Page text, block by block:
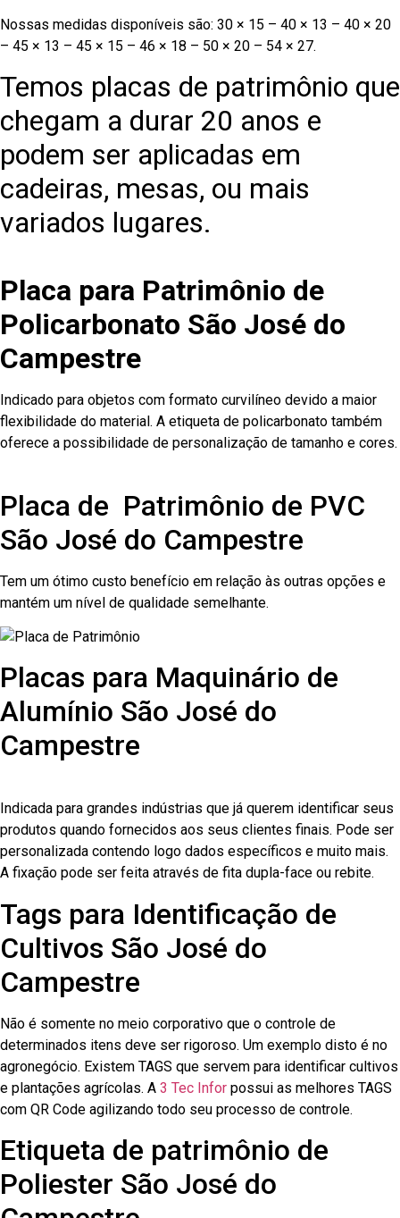
Nossas medidas disponíveis são: 30 × 15 – 40 × 13 – 40 × 20
– 45 × 13 – 45 × 15 – 46 × 18 – 50 × 20 – 54 × 27.
Temos placas de patrimônio que
chegam a durar 20 anos e
podem ser aplicadas em
cadeiras, mesas, ou mais
variados lugares.
Placa para Patrimônio de
Policarbonato São José do
Campestre
Indicado para objetos com formato curvilíneo devido a maior
flexibilidade do material. A etiqueta de policarbonato também
oferece a possibilidade de personalização de tamanho e cores.
Placa de Patrimônio de PVC
São José do Campestre
Tem um ótimo custo benefício em relação às outras opções e
mantém um nível de qualidade semelhante.
Placas para Maquinário de
Alumínio São José do
Campestre
Indicada para grandes indústrias que já querem identificar seus
produtos quando fornecidos aos seus clientes finais. Pode ser
personalizada contendo logo dados específicos e muito mais.
A fixação pode ser feita através de fita dupla-face ou rebite.
Tags para Identificação de
Cultivos São José do
Campestre
Não é somente no meio corporativo que o controle de
determinados itens deve ser rigoroso. Um exemplo disto é no
agronegócio. Existem TAGS que servem para identificar cultivos
e plantações agrícolas. A 3 Tec Infor possui as melhores TAGS
com QR Code agilizando todo seu processo de controle.
Etiqueta de patrimônio de
Poliester São José do